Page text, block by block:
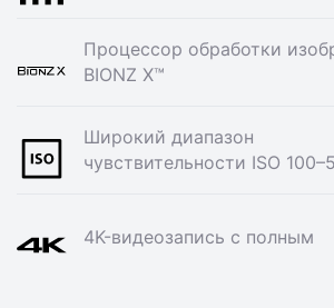
Процессор обработки
BIONZ X™
Широкий диапазон
чувствительности ISO
4K-видеозапись с полным